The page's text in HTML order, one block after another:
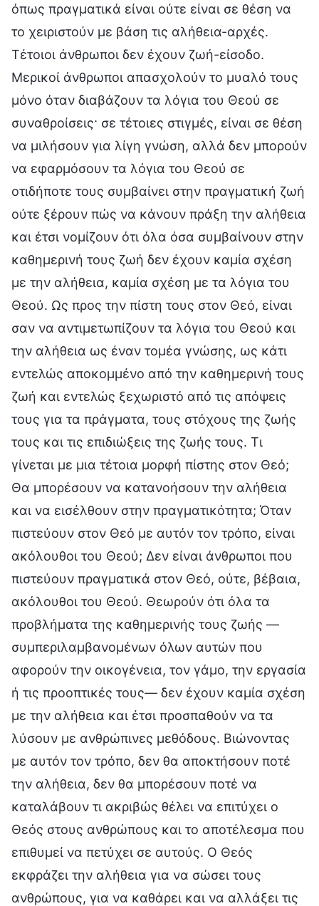
όπως πραγματικά είναι ούτε είναι σε θέση να
το χειριστούν με βάση τις αλήθεια-αρχές.
Τέτοιοι άνθρωποι δεν έχουν ζωή-είσοδο.
Μερικοί άνθρωποι απασχολούν το μυαλό τους
μόνο όταν διαβάζουν τα λόγια του Θεού σε
συναθροίσεις· σε τέτοιες στιγμές, είναι σε θέση
να μιλήσουν για λίγη γνώση, αλλά δεν μπορούν
να εφαρμόσουν τα λόγια του Θεού σε
οτιδήποτε τους συμβαίνει στην πραγματική ζωή
ούτε ξέρουν πώς να κάνουν πράξη την αλήθεια
και έτσι νομίζουν ότι όλα όσα συμβαίνουν στην
καθημερινή τους ζωή δεν έχουν καμία σχέση
με την αλήθεια, καμία σχέση με τα λόγια του
Θεού. Ως προς την πίστη τους στον Θεό, είναι
σαν να αντιμετωπίζουν τα λόγια του Θεού και
την αλήθεια ως έναν τομέα γνώσης, ως κάτι
εντελώς αποκομμένο από την καθημερινή τους
ζωή και εντελώς ξεχωριστό από τις απόψεις
τους για τα πράγματα, τους στόχους της ζωής
τους και τις επιδιώξεις της ζωής τους. Τι
γίνεται με μια τέτοια μορφή πίστης στον Θεό;
Θα μπορέσουν να κατανοήσουν την αλήθεια
και να εισέλθουν στην πραγματικότητα; Όταν
πιστεύουν στον Θεό με αυτόν τον τρόπο, είναι
ακόλουθοι του Θεού; Δεν είναι άνθρωποι που
πιστεύουν πραγματικά στον Θεό, ούτε, βέβαια,
ακόλουθοι του Θεού. Θεωρούν ότι όλα τα
προβλήματα της καθημερινής τους ζωής —
συμπεριλαμβανομένων όλων αυτών που
αφορούν την οικογένεια, τον γάμο, την εργασία
ή τις προοπτικές τους— δεν έχουν καμία σχέση
με την αλήθεια και έτσι προσπαθούν να τα
λύσουν με ανθρώπινες μεθόδους. Βιώνοντας
με αυτόν τον τρόπο, δεν θα αποκτήσουν ποτέ
την αλήθεια, δεν θα μπορέσουν ποτέ να
καταλάβουν τι ακριβώς θέλει να επιτύχει ο
Θεός στους ανθρώπους και το αποτέλεσμα που
επιθυμεί να πετύχει σε αυτούς. Ο Θεός
εκφράζει την αλήθεια για να σώσει τους
ανθρώπους, για να καθάρει και να αλλάξει τις